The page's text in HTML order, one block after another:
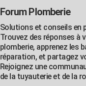
Forum Plomberie
Solutions et conseils en
Trouvez des réponses à
plomberie, apprenez les
réparation, et partagez
Rejoignez une
de la tuyauterie et de la